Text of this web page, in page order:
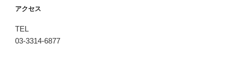
アクセス
TEL
03-3314-6877